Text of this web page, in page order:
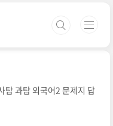
탐 과탐 외국어2 문제지 답